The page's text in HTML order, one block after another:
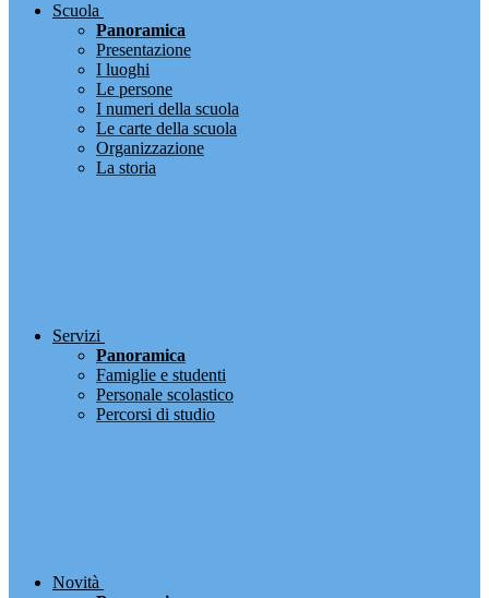
Scuola
Panoramica
Presentazione
I luoghi
Le persone
I numeri della scuola
Le carte della scuola
Organizzazione
La storia
Servizi
Panoramica
Famiglie e studenti
Personale scolastico
Percorsi di studio
Novità